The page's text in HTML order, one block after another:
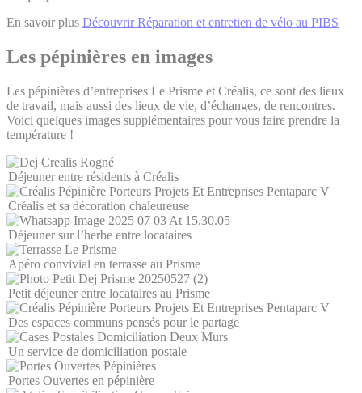
En savoir plus Découvrir Réparation et entretien de vélo au PIBS
Les pépinières en images
Les pépinières d’entreprises Le Prisme et Créalis, ce sont des lieux
de travail, mais aussi des lieux de vie, d’échanges, de rencontres.
Voici quelques images supplémentaires pour vous faire prendre la
température !
Déjeuner entre résidents à Créalis
Créalis et sa décoration chaleureuse
Déjeuner sur l’herbe entre locataires
Apéro convivial en terrasse au Prisme
Petit déjeuner entre locataires au Prisme
Des espaces communs pensés pour le partage
Un service de domiciliation postale
Portes Ouvertes en pépinière